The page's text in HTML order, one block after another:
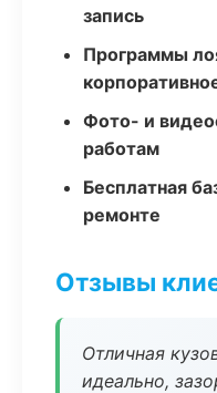
запись
Программы
Фото- и
работам
Бесплатная
ремонте
Отзывы
Отличная
идеально,